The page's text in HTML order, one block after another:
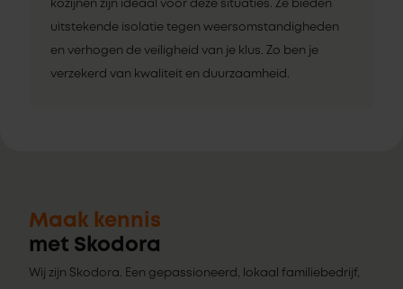
kozijnen zijn ideaal voor deze situaties. Ze bieden
uitstekende isolatie tegen weersomstandigheden
en verhogen de veiligheid van je klus. Zo ben je
verzekerd van kwaliteit en duurzaamheid.
Maak kennis
met Skodora
Wij zijn Skodora. Een gepassioneerd, lokaal familiebedrijf,